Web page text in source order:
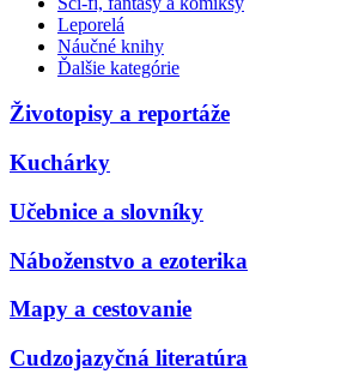
Leporelá
Náučné knihy
Ďalšie kategórie
Životopisy a reportáže
Kuchárky
Učebnice a slovníky
Náboženstvo a ezoterika
Mapy a cestovanie
Cudzojazyčná literatúra